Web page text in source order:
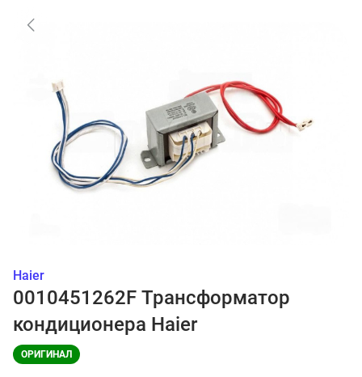
Haier
0010451262F Трансформатор
кондиционера Haier
ОРИГИНАЛ